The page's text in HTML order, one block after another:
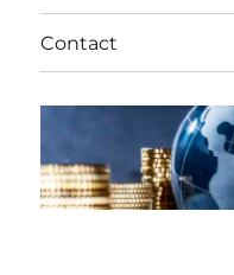
Contact